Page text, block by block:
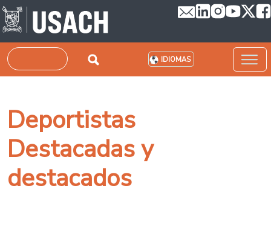
Pasar al contenido principal
Buscar IDIOMAS
Deportistas
Destacadas y
destacados